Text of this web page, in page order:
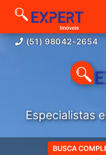
(51) 98042-2654
Especialistas
BUSCA